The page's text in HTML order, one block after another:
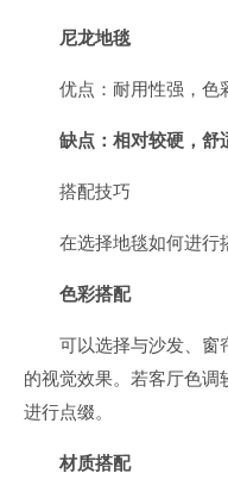
尼龙地毯
优点：耐用性强，色
缺点：相对较硬，舒
搭配技巧
在选择地毯如何进行
色彩搭配
可以选择与沙发、窗
的视觉效果。若客厅色
进行点缀。
材质搭配